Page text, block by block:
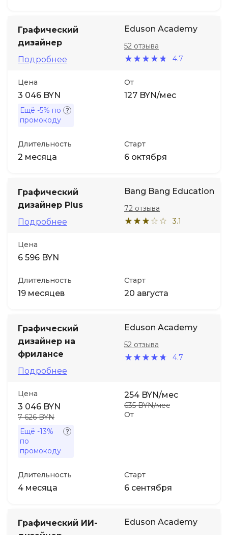
Графический
дизайнер
Подробнее
Eduson Academy
4.7
52 отзыва
Цена
3 046 BYN
Ещё -5% по
промокоду
От
127 BYN/мес
Длительность
2 месяца
Старт
6 октября
Графический
дизайнер Plus
Подробнее
Bang Bang Education
3.1
72 отзыва
Цена
6 596 BYN
Длительность
19 месяцев
Старт
20 августа
Графический
дизайнер на
фрилансе
Подробнее
Eduson Academy
4.7
52 отзыва
Цена
3 046 BYN
7 626 BYN
Ещё -13%
по
промокоду
От
254 BYN/мес
635 BYN/мес
Длительность
4 месяца
Старт
6 сентября
Графический ИИ-
Eduson Academy